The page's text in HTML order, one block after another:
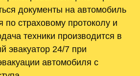
документы на автомобиль
страховому протоколу и
техники производится в
эвакуатор 24/7 при
автомобиля с